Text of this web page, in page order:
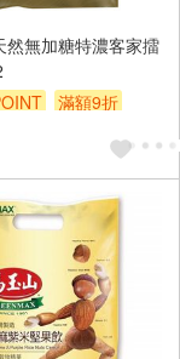
然無加糖特濃客家擂
滿額9折